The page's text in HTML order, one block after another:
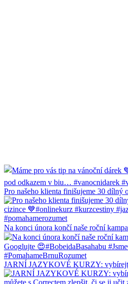
Pro našeho klienta finišujeme 30 dílný
Na konci února končí naše roční
JARNÍ JAZYKOVÉ KURZY: